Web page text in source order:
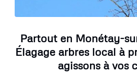
Partout en Monétay-
Élagage arbres local à
agissons à vos